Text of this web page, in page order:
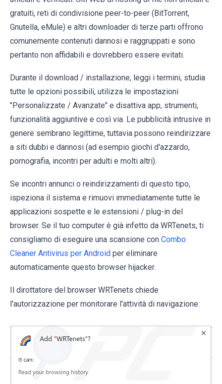
gratuiti, reti di condivisione peer-to-peer (BitTorrent,
Gnutella, eMule) e altri downloader di terze parti offrono
comunemente contenuti dannosi e raggruppati e sono
pertanto non affidabili e dovrebbero essere evitati.
Durante il download / installazione, leggi i termini, studia
tutte le opzioni possibili, utilizza le impostazioni
"Personalizzate / Avanzate" e disattiva app, strumenti,
funzionalità aggiuntive e così via. Le pubblicità intrusive in
genere sembrano legittime, tuttavia possono reindirizzare
a siti dubbi e dannosi (ad esempio giochi d'azzardo,
pornografia, incontri per adulti e molti altri).
Se incontri annunci o reindirizzamenti di questo tipo,
ispeziona il sistema e rimuovi immediatamente tutte le
applicazioni sospette e le estensioni / plug-in del
browser. Se il tuo computer è già infetto da WRTenets, ti
consigliamo di eseguire una scansione con Combo
Cleaner Antivirus per Android per eliminare
automaticamente questo browser hijacker.
Il dirottatore del browser WRTenets chiede
l'autorizzazione per monitorare l'attività di navigazione: